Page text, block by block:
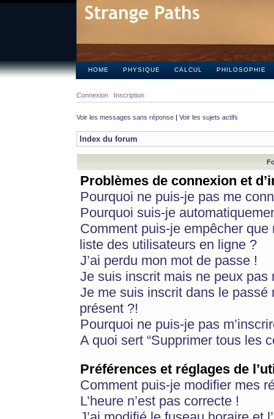
HOME PHYSIQUE CALCUL PHILOSOPHIE
Connexion Inscription
Voir les messages sans réponse | Voir les sujets actifs
Index du forum
Problèmes de connexion et
Pourquoi ne puis-je pas me
Pourquoi suis-je
Comment puis-je empêcher
liste des utilisateurs en ligne ?
J’ai perdu mon mot de passe !
Je suis inscrit mais ne peux pas
Je me suis inscrit dans le
présent ?!
Pourquoi ne puis-je pas
A quoi sert “Supprimer tous les
Préférences et réglages de
Comment puis-je modifier mes
L’heure n’est pas correcte !